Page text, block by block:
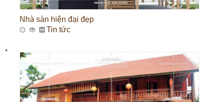
Nhà sàn hiện đại đẹp
Tin tức